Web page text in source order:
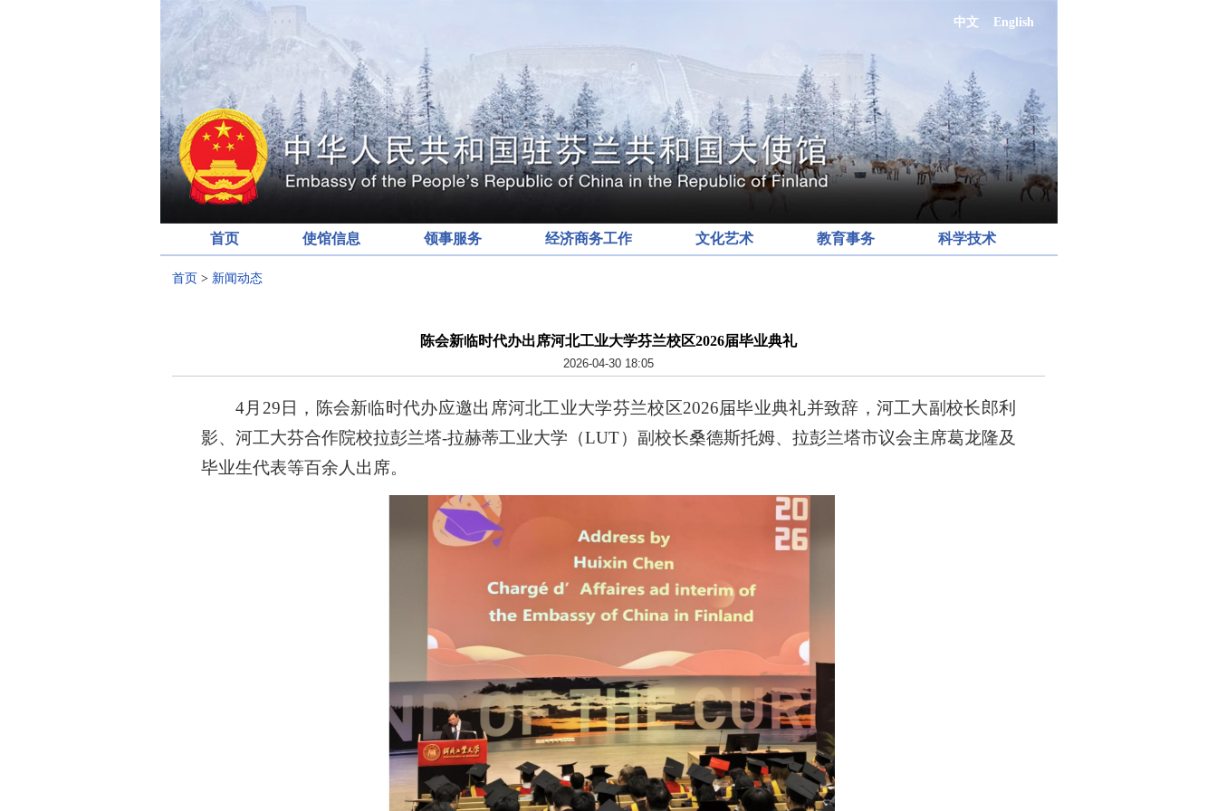
中文 English
首页 使馆信息 领事服务 经济商务工作 文化艺术 教育事务 科学技术
首页 > 新闻动态
陈会新临时代办出席河北工业大学芬兰校区2026届毕业典礼
2026-04-30 18:05
4月29日，陈会新临时代办应邀出席河北工业大学芬兰校区2026届毕业典礼并致辞，河工大副校长郎利
影、河工大芬合作院校拉彭兰塔-拉赫蒂工业大学（LUT）副校长桑德斯托姆、拉彭兰塔市议会主席葛龙隆及
毕业生代表等百余人出席。